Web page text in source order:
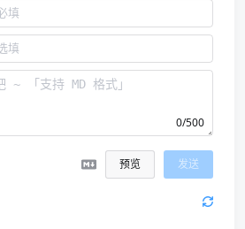
0/500
预览 发送